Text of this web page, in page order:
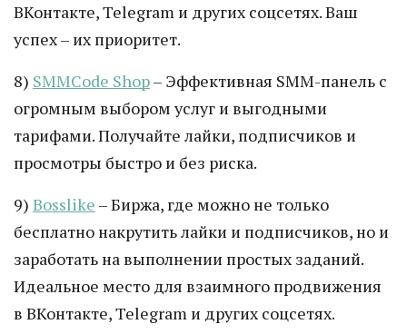
ВКонтакте, Telegram и других соцсетях. Ваш
успех – их приоритет.
8) SMMCode Shop– Эффективная SMM-панель с
огромным выбором услуг и выгодными
тарифами. Получайте лайки, подписчиков и
просмотры быстро и без риска.
9) Bosslike – Биржа, где можно не только
бесплатно накрутить лайки и подписчиков, но и
заработать на выполнении простых заданий.
Идеальное место для взаимного продвижения
в ВКонтакте, Telegram и других соцсетях.